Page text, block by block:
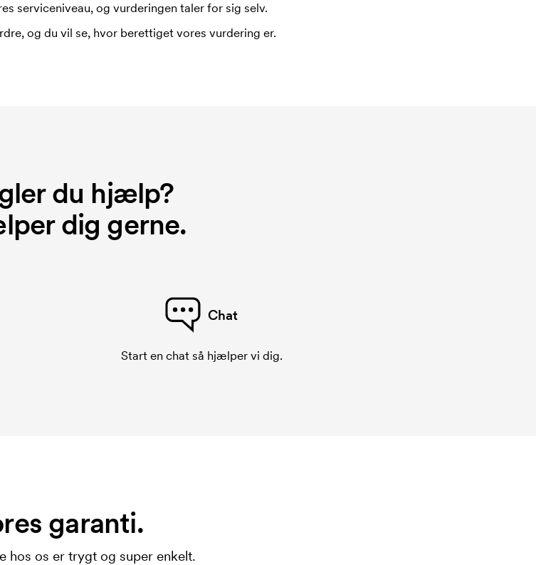
serviceniveau, og vurderingen taler for sig selv.
og du vil se, hvor berettiget vores vurdering er.
du hjælp?
dig gerne.
Chat
Start en chat så hjælper vi dig.
garanti.
hos os er trygt og super enkelt.